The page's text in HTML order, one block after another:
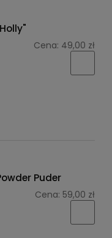
Cena: 49,00 zł
Puder
Cena: 59,00 zł